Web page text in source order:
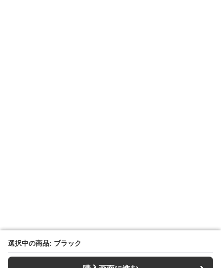
選択中の商品: ブラック
選択中の商品: ブラック